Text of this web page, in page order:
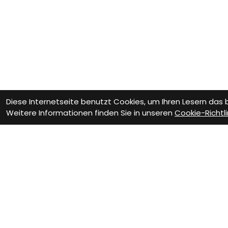
Diese Internetseite benutzt Cookies, um Ihren Lesern
Weitere Informationen finden Sie in unseren Cookie-